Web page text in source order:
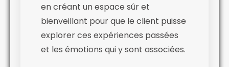
en créant un espace sûr et
bienveillant pour que le client puisse
explorer ces expériences passées
et les émotions qui y sont associées.